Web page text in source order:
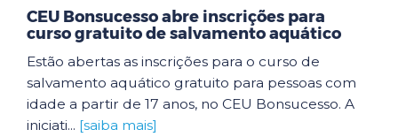
CEU Bonsucesso abre inscrições para
curso gratuito de salvamento aquático
Estão abertas as inscrições para o curso de
salvamento aquático gratuito para pessoas com
idade a partir de 17 anos, no CEU Bonsucesso. A
iniciati... [saiba mais]